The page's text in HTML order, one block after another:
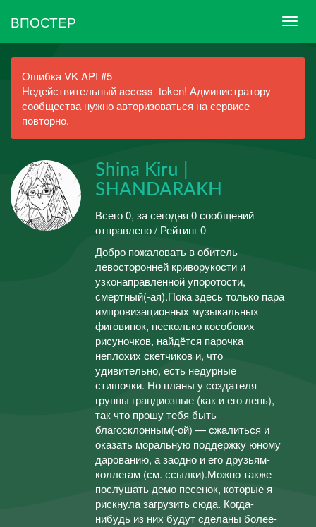
ВПОСТЕР
Ошибка VK API #5
Недействительный access_token! Администратору
сообщества нужно авторизоваться на сервисе
повторно.
Shina Kiru |
SHANDARAKH
Всего 0, за сегодня 0 сообщений
отправлено / Рейтинг 0
Добро пожаловать в обитель
левосторонней криворукости и
узконаправленной упоротости,
смертный(-ая).Пока здесь только пара
импровизационных музыкальных
фиговинок, несколько кособоких
рисуночков, найдётся парочка
неплохих скетчиков и, что
удивительно, есть недурные
стишочки. Но планы у создателя
группы грандиозные (как и его лень),
так что прошу тебя быть
благосклонным(-ой) — сжалиться и
оказать моральную поддержку юному
дарованию, а заодно и его друзьям-
коллегам (см. ссылки).Можно также
послушать демо песенок, которые я
рискнула загрузить сюда. Когда-
нибудь из них будут сделаны более-